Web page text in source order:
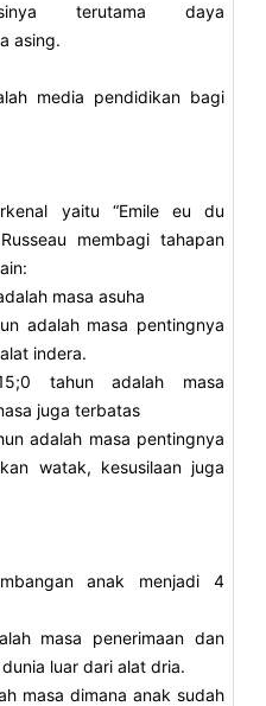
terutama daya
asing.
media pendidikan bagi
yaitu “Emile eu du
membagi tahapan
masa asuha
adalah masa pentingnya
indera.
tahun adalah masa
juga terbatas
adalah masa pentingnya
watak, kesusilaan juga
anak menjadi 4
masa penerimaan dan
luar dari alat dria.
masa dimana anak sudah